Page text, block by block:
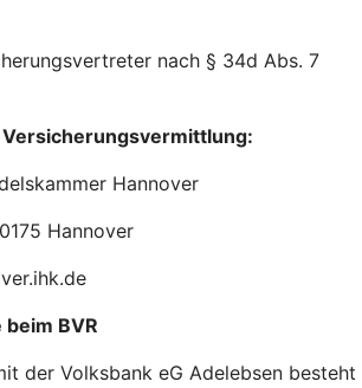
nach § 34d Abs. 7
Hannover
Hannover
BVR
der Volksbank eG Adelebsen besteht